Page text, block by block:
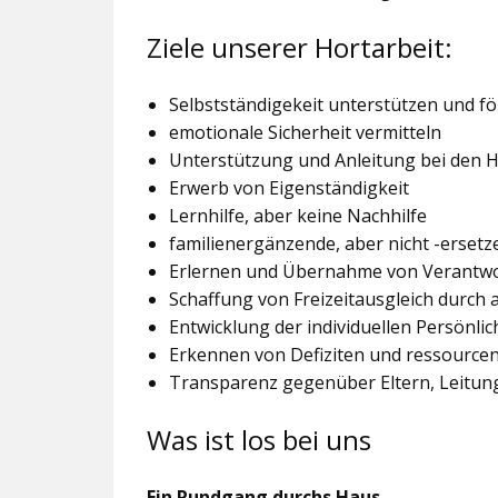
Ziele unserer Hortarbeit:
Selbstständigekeit unterstützen und
emotionale Sicherheit vermitteln
Unterstützung und Anleitung bei den
Erwerb von Eigenständigkeit
Lernhilfe, aber keine Nachhilfe
familienergänzende, aber nicht -
Erlernen und Übernahme von
Schaffung von Freizeitausgleich durch
Entwicklung der individuellen
Erkennen von Defiziten und
Transparenz gegenüber Eltern,
Was ist los bei uns